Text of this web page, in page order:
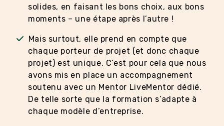
solides, en faisant les bons choix, aux bons
moments – une étape après l’autre !
Mais surtout, elle prend en compte que
chaque porteur de projet (et donc chaque
projet) est unique. C’est pour cela que nous
avons mis en place un accompagnement
soutenu avec un Mentor LiveMentor dédié.
De telle sorte que la formation s’adapte à
chaque modèle d’entreprise.